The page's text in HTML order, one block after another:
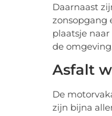
Daarnaast
zonsopgang
plaatsje
de omgeving.
Asfalt
De
zijn bijna